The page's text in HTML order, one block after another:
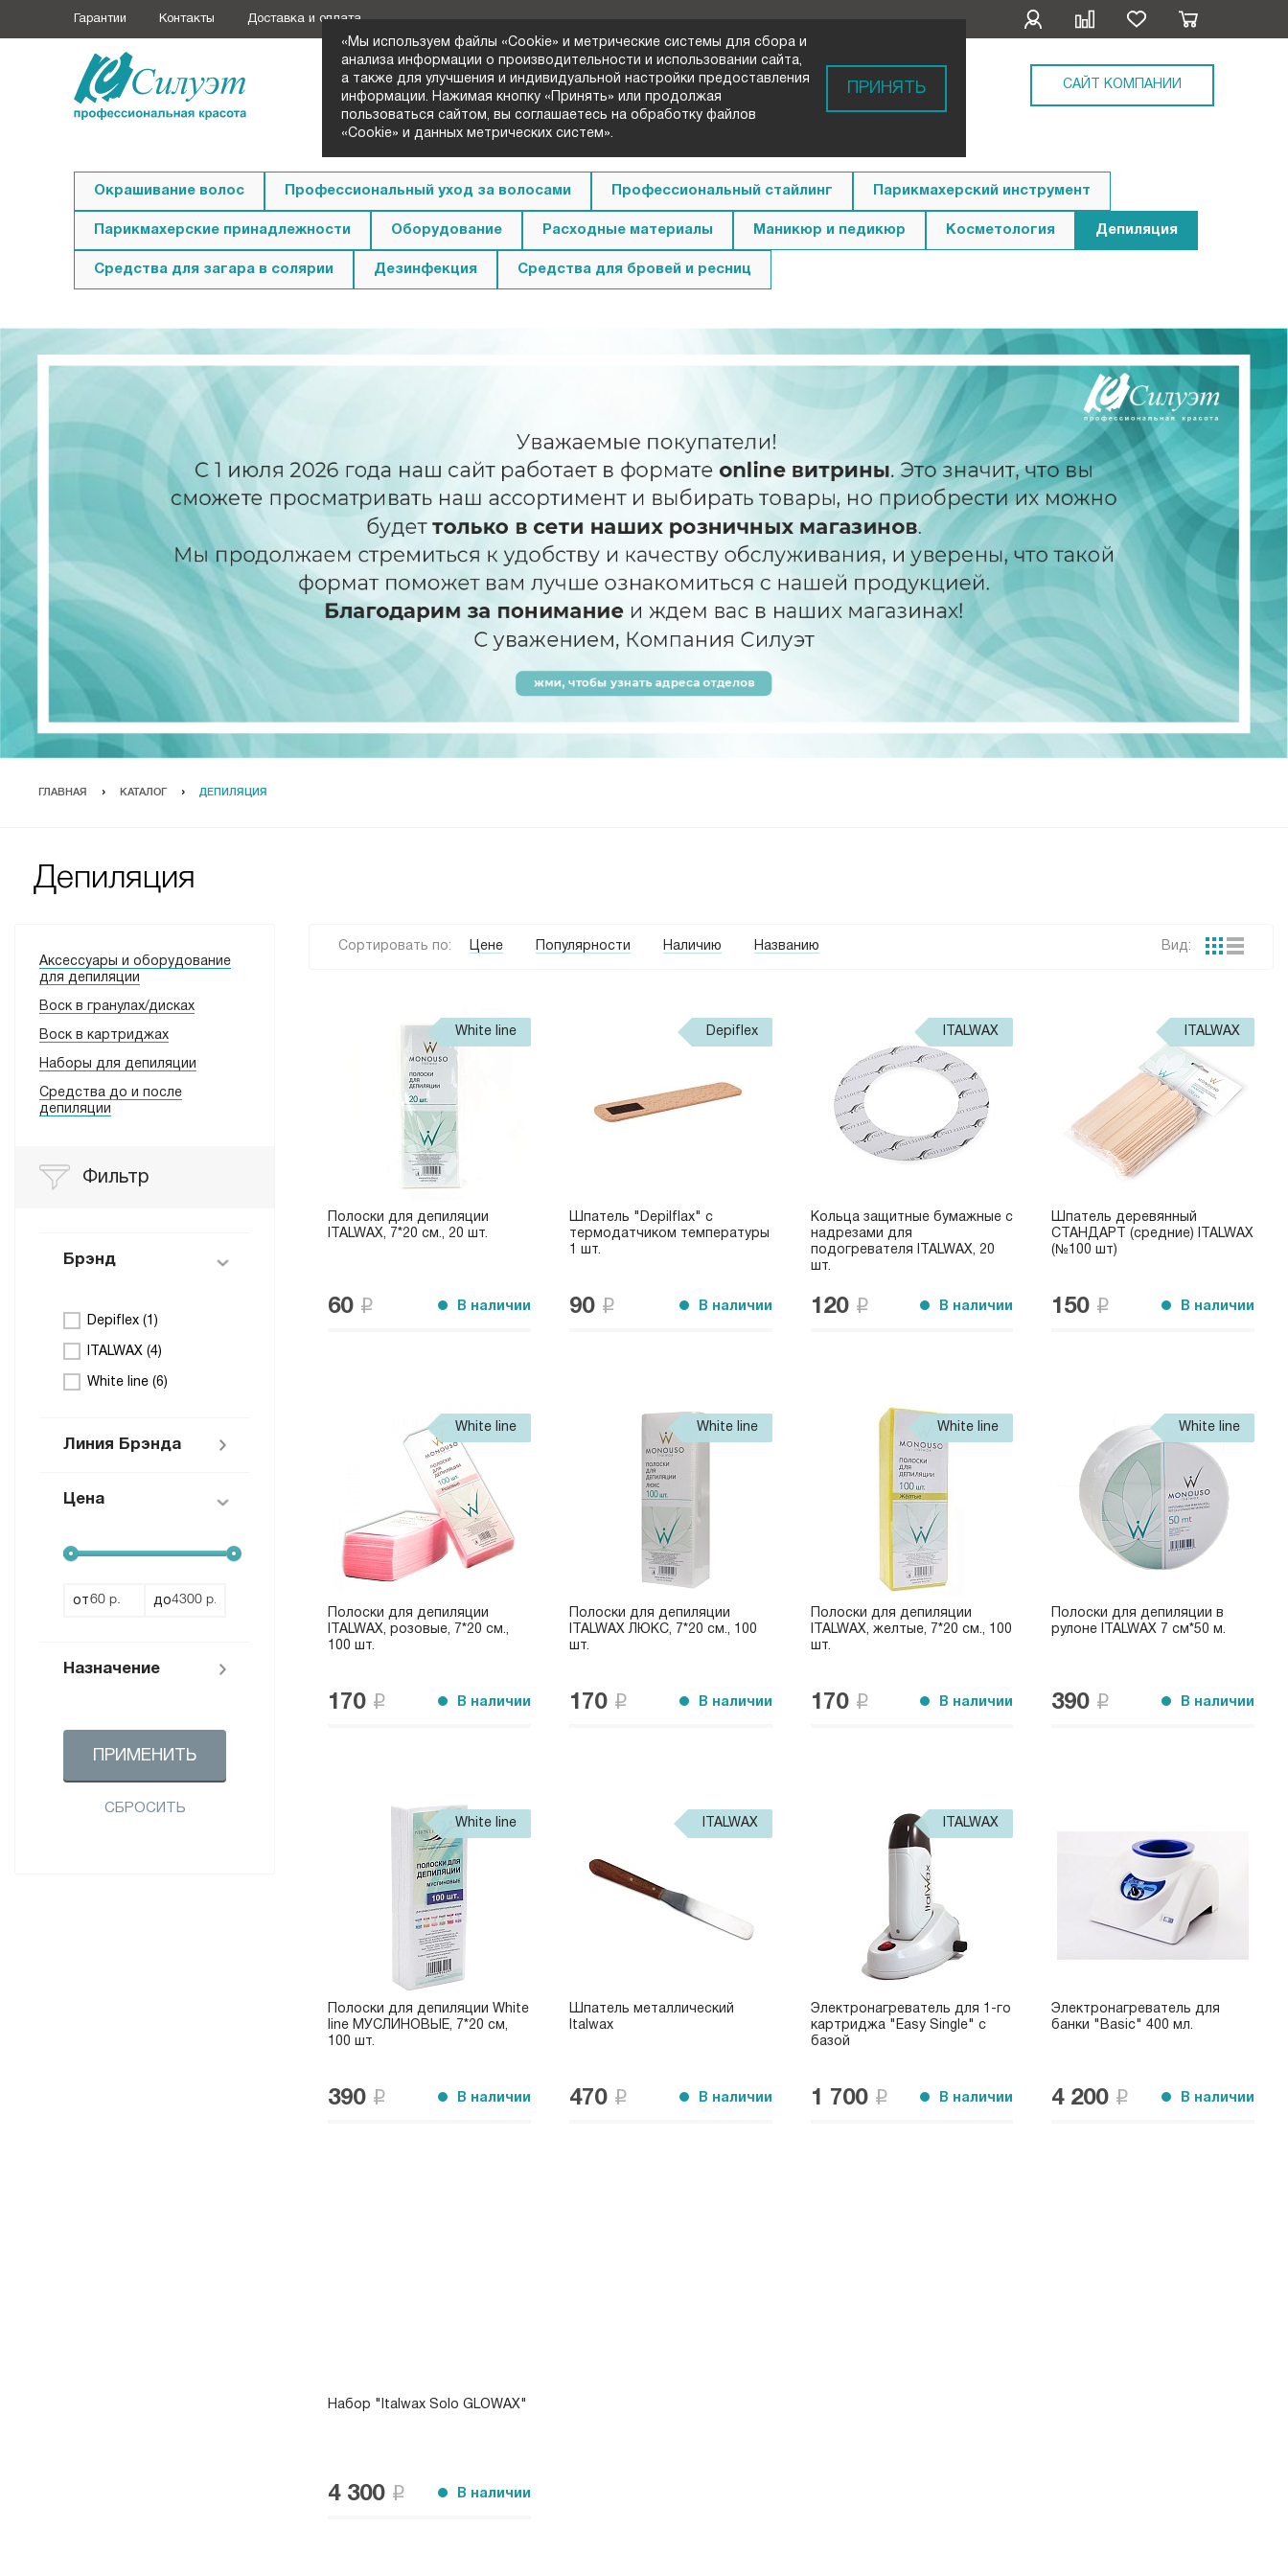
Гарантии Контакты Доставка и оплата
+7 (3852) 72-33-00
Заказать звонок
САЙТ КОМПАНИИ
Окрашивание волос Профессиональный уход за волосами Профессиональный стайлинг Парикмахерский инструмент
Парикмахерские принадлежности Оборудование Расходные материалы Маникюр и педикюр Косметология Депиляция
Средства для загара в солярии Дезинфекция Средства для бровей и ресниц
ГЛАВНАЯ КАТАЛОГ ДЕПИЛЯЦИЯ
Депиляция
Аксессуары и оборудование
для депиляции
Воск в гранулах/дисках
Воск в картриджах
Наборы для депиляции
Средства до и после
депиляции
Фильтр
Брэнд
Depiflex ( 1 )
ITALWAX (4)
White line (6)
Линия Брэнда
Расходные
Line (6)
Цена
от до
Назначение
Депиляция (1)
ПРИМЕНИТЬ
СБРОСИТЬ
Сортировать по: Цене Популярности Наличию Названию Вид:
White line
Полоски для депиляции
ITALWAX, 7*20 см., 20 шт.
60 В наличии
Depiflex
Шпатель "Depilflax" с
термодатчиком температуры
1 шт.
90 В наличии
ITALWAX
Кольца защитные бумажные с
надрезами для
подогревателя ITALWAX, 20
шт.
120 В наличии
ITALWAX
Шпатель деревянный
СТАНДАРТ (средние) ITALWAX
(№100 шт)
150 В наличии
White line
Полоски для депиляции
ITALWAX, розовые, 7*20 см.,
100 шт.
170 В наличии
White line
Полоски для депиляции
ITALWAX ЛЮКС, 7*20 см., 100
шт.
170 В наличии
White line
Полоски для депиляции
ITALWAX, желтые, 7*20 см., 100
шт.
170 В наличии
White line
Полоски для депиляции в
рулоне ITALWAX 7 см*50 м.
390 В наличии
White line
Полоски для депиляции White
line МУСЛИНОВЫЕ, 7*20 см,
100 шт.
390 В наличии
ITALWAX
Шпатель металлический
Italwax
470 В наличии
ITALWAX
Электронагреватель для 1-го
картриджа "Easy Single" с
базой
1 700 В наличии
Электронагреватель для
банки "Basic" 400 мл.
4 200 В наличии
Набор "Italwax Solo GLOWAX"
4 300 В наличии
«Мы используем файлы «Cookie» и метрические системы для сбора и
анализа информации о производительности и использовании сайта,
а также для улучшения и индивидуальной настройки предоставления
информации. Нажимая кнопку «Принять» или продолжая
пользоваться сайтом, вы соглашаетесь на обработку файлов
«Cookie» и данных метрических систем».
ПРИНЯТЬ